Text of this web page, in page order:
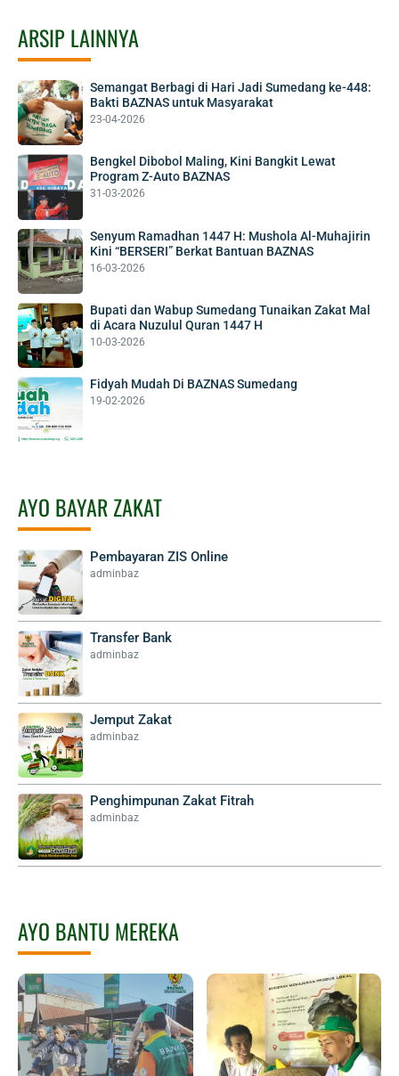
ARSIP LAINNYA
Semangat Berbagi di Hari Jadi Sumedang ke-448:
Bakti BAZNAS untuk Masyarakat
23-04-2026
Bengkel Dibobol Maling, Kini Bangkit Lewat
Program Z-Auto BAZNAS
31-03-2026
Senyum Ramadhan 1447 H: Mushola Al-Muhajirin
Kini “BERSERI” Berkat Bantuan BAZNAS
16-03-2026
Bupati dan Wabup Sumedang Tunaikan Zakat Mal
di Acara Nuzulul Quran 1447 H
10-03-2026
Fidyah Mudah Di BAZNAS Sumedang
19-02-2026
AYO BAYAR ZAKAT
Pembayaran ZIS Online
adminbaz
Transfer Bank
adminbaz
Jemput Zakat
adminbaz
Penghimpunan Zakat Fitrah
adminbaz
AYO BANTU MEREKA